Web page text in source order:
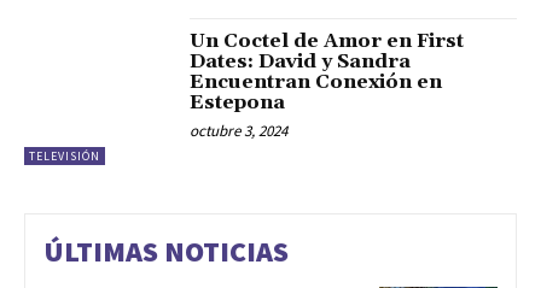
TELEVISIÓN
Un Coctel de Amor en First
Dates: David y Sandra
Encuentran Conexión en
Estepona
octubre 3, 2024
ÚLTIMAS NOTICIAS